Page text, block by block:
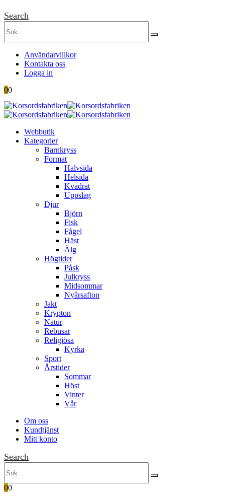
Search
Användarvillkor
Kontakta oss
Logga in
00
Webbutik
Kategorier
Barnkryss
Format
Halvsida
Helsida
Kvadrat
Uppslag
Djur
Björn
Fisk
Fågel
Häst
Älg
Högtider
Påsk
Julkryss
Midsommar
Nyårsafton
Jakt
Krypton
Natur
Rebusar
Religiösa
Kyrka
Sport
Årstider
Sommar
Höst
Vinter
Vår
Om oss
Kundtjänst
Mitt konto
Search
00